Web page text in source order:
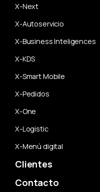
X-Next
X-Autoservicio
X-Business Inteligences
X-KDS
X-Smart Mobile
X-Pedidos
X-One
X-Logistic
X-Menú digital
Clientes
Contacto